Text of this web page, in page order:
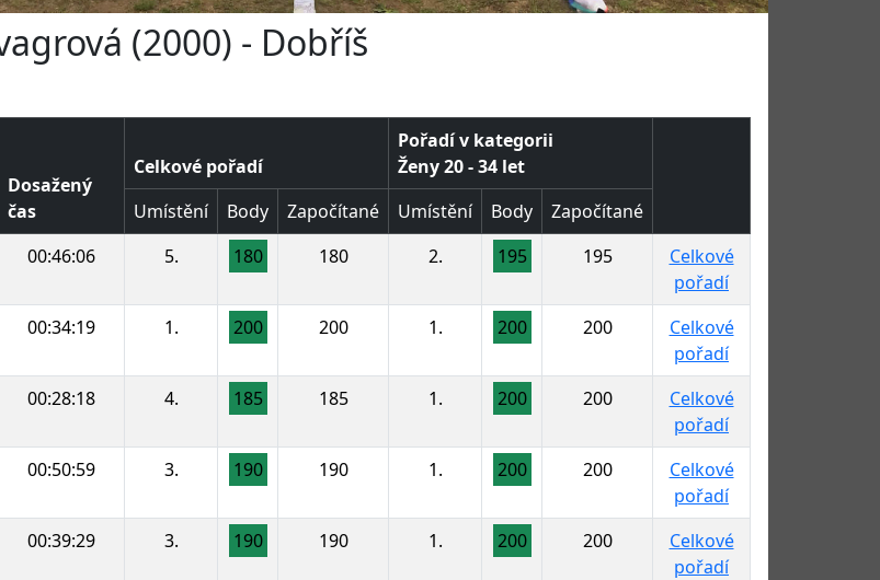
(2000) - Dobříš
Dosažený
čas
Celkové pořadí
Pořadí v kategorii
Ženy 20 - 34 let
Umístění
Body Započítané Umístění Body
Započítané
00:46:06 5. 180 180 2. 195 195
Celkové
pořadí
00:34:19 1. 200 200 1. 200 200
Celkové
pořadí
00:28:18 4. 185 185 1. 200 200
Celkové
pořadí
00:50:59 3. 190 190 1. 200 200
Celkové
pořadí
00:39:29 3. 190 190 1. 200 200
Celkové
pořadí